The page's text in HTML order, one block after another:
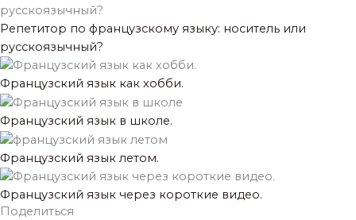
Репетитор по французскому языку: носитель или
русскоязычный?
Французский язык как хобби.
Французский язык в школе.
Французский язык летом.
Французский язык через короткие видео.
Поделиться